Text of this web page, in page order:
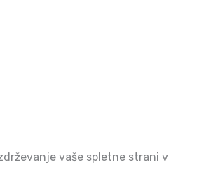
vaše spletne strani v